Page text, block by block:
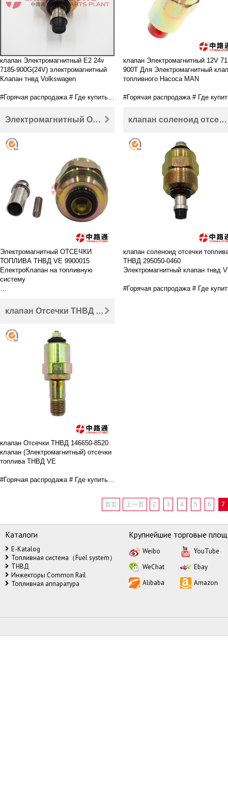
клапан Электромагнитный Е2 24v
7185-900G(24V) электромагнитный
Клапан тнвд Volkswagen
#Горячая распродажа # Где купить
хорошее обслуживание соленоида
дизельного топлива, добро
BOSCH Прижимной штифт
CR Соленоид форсунки Common
Rail Denso
ВТЯГИВАЮЩИЙ магнит
Втягивающий магнит на ТНВД
Втягивающий магнит на ТНВД bosch
клапан Электромагнитный 12V
900T Для Электромагнитный
топливного Насоса MAN
#Горячая распродажа # Где
дизельного топлива, добро
BOSCH Прижимной штифт
bosch ПРИЖИМНОЙ
ЭЛЕКТРОмагнит
CR Соленоид форсунки Common
ВТЯГИВАЮЩИЙ магнит
Втягивающий магнит на ТНВД
Втягивающий магнит на ТНВД
Электромагнитный ОТСЕЧКИ ТОПЛИВА ТНВД VE 9900015 ЕлектроКлапан на топливную систему
Электромагнитный ОТСЕЧКИ
ТОПЛИВА ТНВД VE 9900015
ЕлектроКлапан на топливную
систему
высокое качество, лучшая цена,
хорошее обслуживание соленоида
пожаловать в Китай lutong #
BOSCH Прижимной штифт
bosch ПРИЖИМНОЙ
ЭЛЕКТРОмагнит
CR Соленоид форсунки Common
ВТЯГИВАЮЩИЙ магнит
Втягивающий магнит на ТНВД
Втягивающий магнит на ТНВД bosch
клапан соленоид отсечки топлива ТНВД 295050-0460 Электромагнитный клапан тнвд VW
клапан соленоид отсечки
ТНВД 295050-0460
Электромагнитный клапан тнвд
#Горячая распродажа # Где
клапан Отсечки ТНВД 146650-8520 клапан (Электромагнитный) отсечки топлива ТНВД VE
клапан Отсечки ТНВД 146650-8520
клапан (Электромагнитный) отсечки
топлива ТНВД VE
#Горячая распродажа # Где купить
хорошее обслуживание соленоида
BOSCH Прижимной штифт
ЭЛЕКТРОмагнит
CR Соленоид форсунки Common
Rail Denso
ВТЯГИВАЮЩИЙ магнит
Втягивающий магнит на ТНВД
首页 上一页 2 3 4 5 6 7
Каталоги
E-Katalog
Топливная система（Fuel system）
ТНВД
Инжекторы Common Rail
Топливная аппаратура
Крупнейшие торговые
Weibo
YouTube
WeChat
Ebay
Alibaba
Amazon